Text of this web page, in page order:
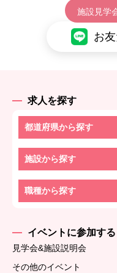
施設見学
お
求人を探す
都道府県から探す
施設から探す
職種から探す
イベントに参加する
見学会&施設説明会
その他のイベント